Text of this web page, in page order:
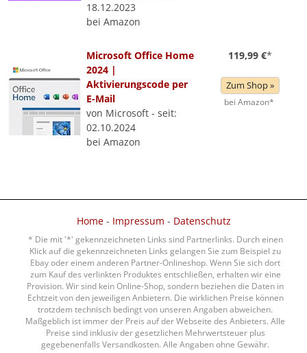
18.12.2023
bei Amazon
Microsoft Office Home
2024 |
Aktivierungscode per
E-Mail
von Microsoft - seit:
02.10.2024
bei Amazon
119,99 €*
Zum Shop »
bei Amazon*
Home- Impressum - Datenschutz
* Die mit '*' gekennzeichneten Links sind Partnerlinks. Durch einen
Klick auf die gekennzeichneten Links gelangen Sie zum Beispiel zu
Ebay oder einem anderen Partner-Onlineshop. Wenn Sie sich dort
zum Kauf des verlinkten Produktes entschließen, erhalten wir eine
Provision. Wir sind kein Online-Shop, sondern beziehen die Daten in
Echtzeit von den jeweiligen Anbietern. Die wirklichen Preise können
trotzdem technisch bedingt von unseren Angaben abweichen.
Maßgeblich ist immer der Preis auf der Webseite des Anbieters. Alle
Preise sind inklusiv der gesetzlichen Mehrwertsteuer plus
gegebenenfalls Versandkosten. Alle Angaben ohne Gewähr.